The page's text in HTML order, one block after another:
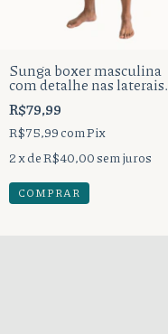
Sunga boxer masculina
com detalhe nas laterais.
R$79,99
R$75,99 comPix
2 x deR$40,00sem juros
COMPRAR